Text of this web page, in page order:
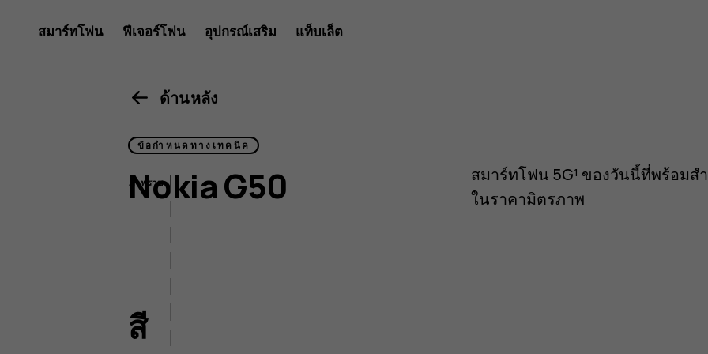
ข้อมูล
จำเพาะ
ของ
Nokia
สมาร์ทโฟน ฟีเจอร์โฟน อุปกรณ์เสริม แท็บเล็ต
ภาพรวม
การเชื่อมต่อ
แบตเตอรี่และการชาร์จ
ด้านหลัง
ข้อกำหนดทางเทคนิค
Nokia G50
สมาร์ทโฟน 5G¹ ของวันนี้ที่พร้อมส
ในราคามิตรภาพ
สี